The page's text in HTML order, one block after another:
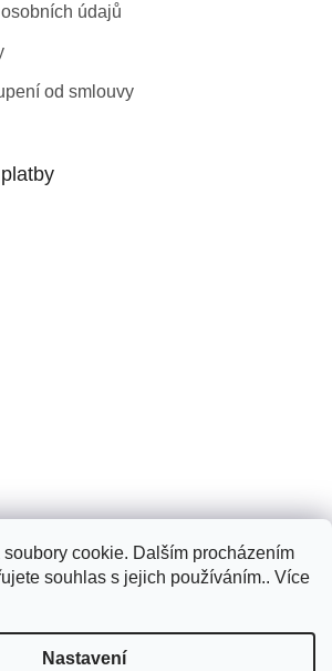
cookie. Dalším procházením
souhlas s jejich používáním.. Více
Nastavení
údajů
od smlouvy